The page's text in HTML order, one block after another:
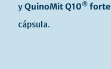
yQuinoMit Q10® forte
cápsula.